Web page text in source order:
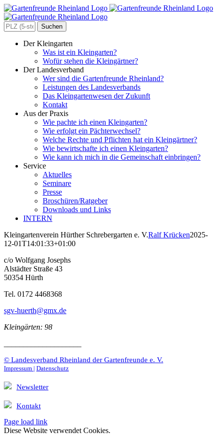
Zum
Inhalt
springen
Search
for:
Der Kleingarten
Was ist ein Kleingarten?
Wofür stehen die Kleingärtner?
Der Landesverband
Wer sind die Gartenfreunde Rheinland?
Leistungen des Landesverbands
Das Kleingartenwesen der Zukunft
Kontakt
Aus der Praxis
Wie pachte ich einen Kleingarten?
Wie erfolgt ein Pächterwechsel?
Welche Rechte und Pflichten hat ein Kleingärtner?
Wie bewirtschafte ich einen Kleingarten?
Wie kann ich mich in die Gemeinschaft einbringen?
Service
Aktuelles
Seminare
Presse
Broschüren/Ratgeber
Downloads und Links
INTERN
Kleingartenverein Hürther Schrebergarten e. V.Ralf Krücken2025-
12-01T14:01:33+01:00
c/o Wolfgang Josephs
Alstädter Straße 43
50354 Hürth
Tel. 0172 4468368
sgv-huerth@gmx.de
Kleingärten: 98
© Landesverband Rheinland der Gartenfreunde e. V.
Impressum | Datenschutz
Newsletter
Kontakt
Page load link
Diese Website verwendet Cookies.